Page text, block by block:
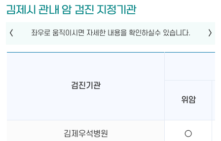
김제시 관내 암 검진 지정기관
검진기관
위암
김제우석병원 ○